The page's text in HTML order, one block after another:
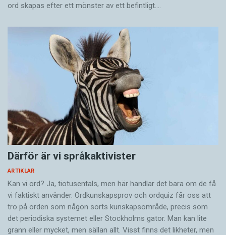
ord skapas efter ett mönster av ett befintligt.…
Därför är vi språkaktivister
ARTIKLAR
Kan vi ord? Ja, tiotusentals, men här handlar det bara om de få
vi faktiskt använder. Ordkunskapsprov och ordquiz får oss att
tro på orden som någon sorts kunskapsområde, precis som
det periodiska systemet eller Stockholms gator. Man kan lite
grann eller mycket, men sällan allt. Visst finns det likheter, men